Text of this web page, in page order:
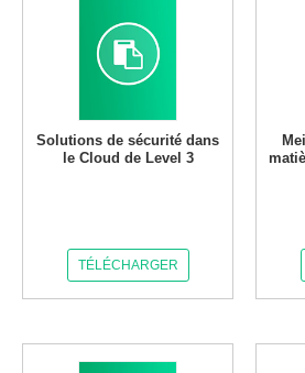
Solutions de sécurité dans
le Cloud de Level 3
TÉLÉCHARGER